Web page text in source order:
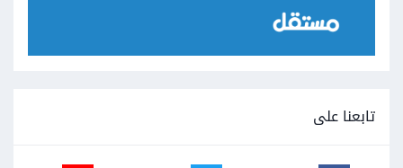
تابعنا على